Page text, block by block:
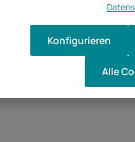
Konfigurieren
Alle